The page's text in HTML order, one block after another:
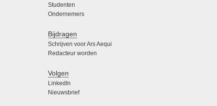
Studenten
Ondernemers
Bijdragen
Schrijven voor Ars Aequi
Redacteur worden
Volgen
LinkedIn
Nieuwsbrief